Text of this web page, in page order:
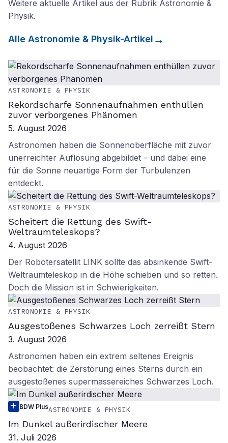
Weitere aktuelle Artikel aus der Rubrik Astronomie &
Physik.
Alle Astronomie & Physik-Artikel
ASTRONOMIE & PHYSIK
Rekordscharfe Sonnenaufnahmen enthüllen
zuvor verborgenes Phänomen
5. August 2026
Astronomen haben die Sonnenoberfläche mit zuvor
unerreichter Auflösung abgebildet – und dabei eine
für die Sonne neuartige Form der Turbulenzen
entdeckt.
ASTRONOMIE & PHYSIK
Scheitert die Rettung des Swift-
Weltraumteleskops?
4. August 2026
Der Robotersatellit LINK sollte das absinkende Swift-
Weltraumteleskop in die Höhe schieben und so retten.
Doch die Mission ist in Schwierigkeiten.
ASTRONOMIE & PHYSIK
Ausgestoßenes Schwarzes Loch zerreißt Stern
3. August 2026
Astronomen haben ein extrem seltenes Ereignis
beobachtet: die Zerstörung eines Sterns durch ein
ausgestoßenes supermassereiches Schwarzes Loch.
BDW PlusASTRONOMIE & PHYSIK
Im Dunkel außerirdischer Meere
31. Juli 2026